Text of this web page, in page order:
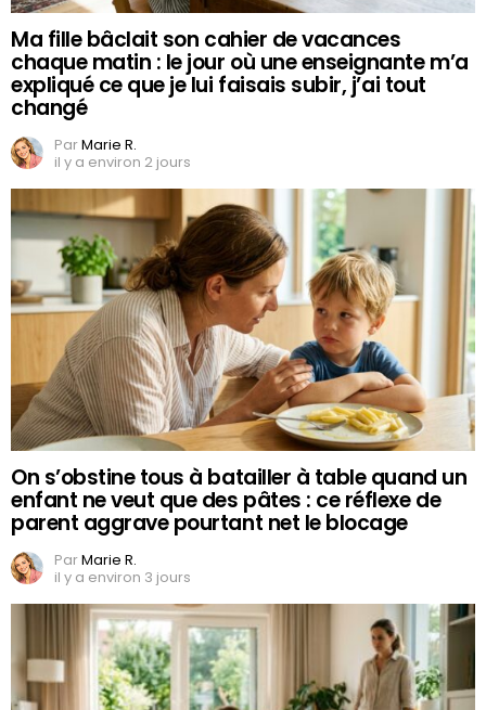
Ma fille bâclait son cahier de vacances
chaque matin : le jour où une enseignante m’a
expliqué ce que je lui faisais subir, j’ai tout
changé
ParMarie R.
il y a environ 2 jours
On s’obstine tous à batailler à table quand un
enfant ne veut que des pâtes : ce réflexe de
parent aggrave pourtant net le blocage
ParMarie R.
il y a environ 3 jours